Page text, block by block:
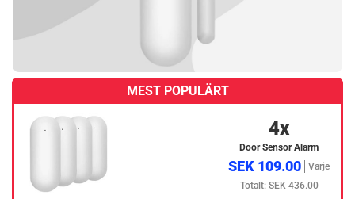
MEST POPULÄRT
4x
Door Sensor Alarm
SEK 109.00
Varje
Totalt: SEK 436.00